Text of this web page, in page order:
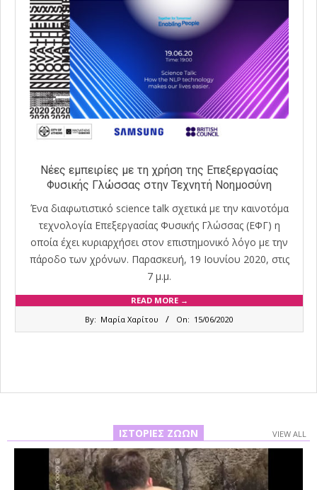
Νέες εμπειρίες με τη χρήση της Επεξεργασίας
Φυσικής Γλώσσας στην Τεχνητή Νοημοσύνη
Ένα διαφωτιστικό science talk σχετικά με την καινοτόμα
τεχνολογία Επεξεργασίας Φυσικής Γλώσσας (ΕΦΓ) η
οποία έχει κυριαρχήσει στον επιστημονικό λόγο με την
πάροδο των χρόνων. Παρασκευή, 19 Ιουνίου 2020, στις
7 μ.μ.
READ MORE →
By: Μαρία Χαρίτου On: 15/06/2020
ΙΣΤΟΡΊΕΣ ΖΏΩΝ VIEW ALL